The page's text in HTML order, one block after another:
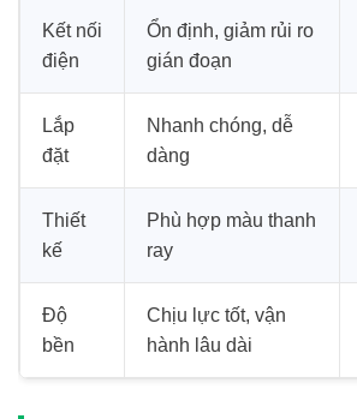
Kết nối
điện
Ổn định, giảm rủi ro
gián đoạn
Lắp
đặt
Nhanh chóng, dễ
dàng
Thiết
kế
Phù hợp màu thanh
ray
Độ
bền
Chịu lực tốt, vận
hành lâu dài